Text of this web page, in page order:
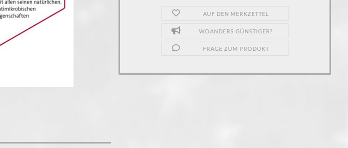
AUF DEN MERKZETTEL
WOANDERS GÜNSTIGER?
FRAGE ZUM PRODUKT